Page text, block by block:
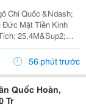
Chí Quốc &Ndash;
Đức Mặt Tiền Kinh
25,4M&Sup2;
Đông Đúc,...56 phút trước
Quốc Hoàn,
Tr